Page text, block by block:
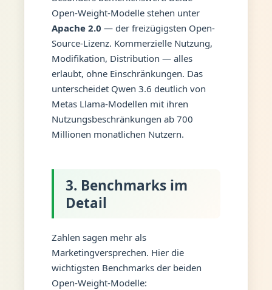
Open-Weight-Modelle stehen unter
Apache 2.0 — der freizügigsten Open-
Source-Lizenz. Kommerzielle Nutzung,
Modifikation, Distribution — alles
erlaubt, ohne Einschränkungen. Das
unterscheidet Qwen 3.6 deutlich von
Metas Llama-Modellen mit ihren
Nutzungsbeschränkungen ab 700
Millionen monatlichen Nutzern.
3. Benchmarks im
Detail
Zahlen sagen mehr als
Marketingversprechen. Hier die
wichtigsten Benchmarks der beiden
Open-Weight-Modelle: